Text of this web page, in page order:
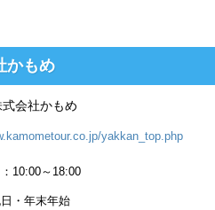
かもめ
会社かもめ
yakkan_top.php
10:00～18:00
・年末年始